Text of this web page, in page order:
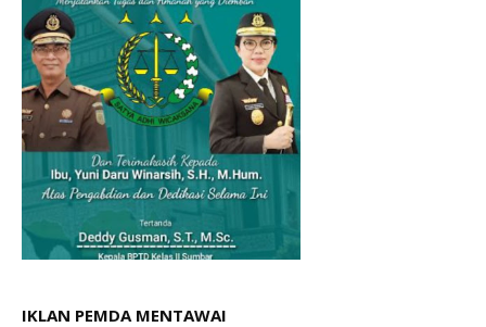
IKLAN PEMDA MENTAWAI